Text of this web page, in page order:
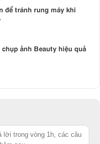
để tránh rung máy khi
ảnh Beauty hiệu quả